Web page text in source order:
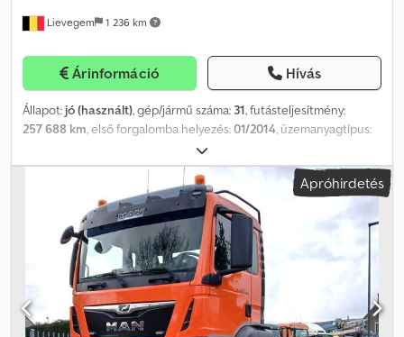
Lievegem 1 236 km
Árinformáció Hívás
Állapot: jó (használt), gép/jármű száma: 31, futásteljesítmény:
257 688 km, első forgalomba helyezés:01/2014, üzemanyagtípus:
, üzemanyag:
nappali fülke, kibocsátási osztály:Euro 6, Gyártási év:2014, MAN
TGS 33440 konténeres rendszer 6x4 Gyártási év: 2014 Euro 5
Dcodpfsyabqiox Ahbsk 257 688 km Automata váltó AJK
konténeres rendszer azonosító szám: 31
Apróhirdetés